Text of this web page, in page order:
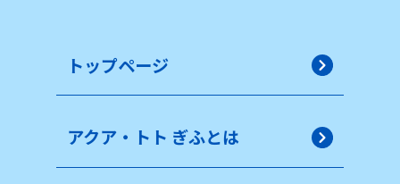
トップページ
アクア・トト ぎふとは